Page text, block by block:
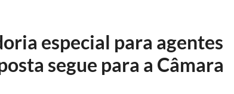
especial para agentes
segue para a Câmara